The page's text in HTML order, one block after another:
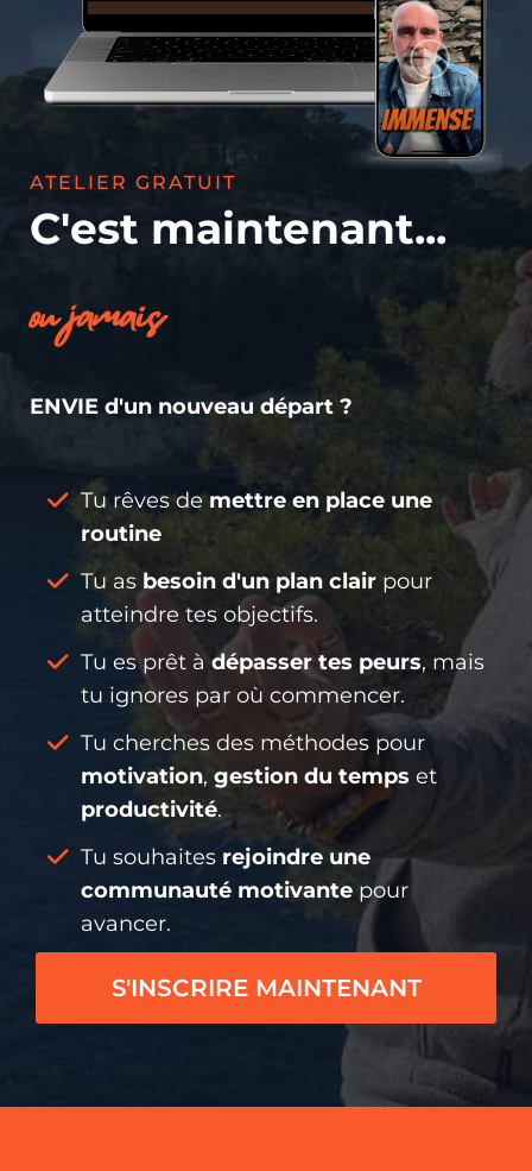
ATELIER GRATUIT
C'est maintenant...
ou jamais
ENVIE d'un nouveau départ ?
Tu rêves demettre en place une
routine
Tu as besoin d'un plan clair pour
atteindre tes objectifs.
Tu es prêt à dépasser tes peurs, mais
tu ignores par où commencer.
Tu cherches des méthodes pour
motivation, gestion du temps et
productivité.
Tu souhaites rejoindre une
communauté motivantepour
avancer.
S'INSCRIRE MAINTENANT